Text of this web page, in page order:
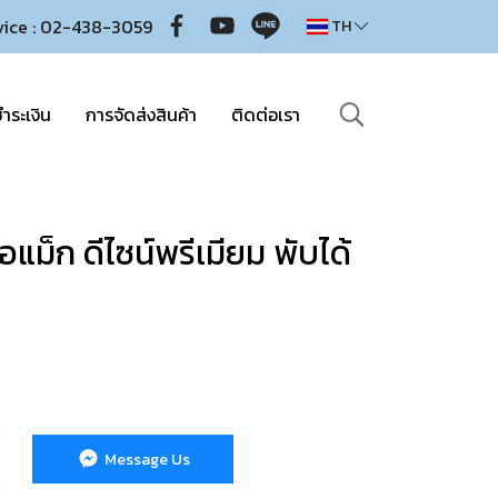
: 02-438-3059 TH
ระเงิน การจัดส่งสินค้า ติดต่อเรา
แม็ก ดีไซน์พรีเมียม พับได้
Message Us